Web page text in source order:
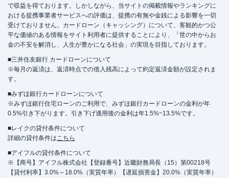
で収益を得ております。しかしながら、当サイトの掲載情報やランキングに
おける提携事業者サービスへの評価は、提携の有無や金銭による影響を一切
受けておりません。カードローン（キャッシング）について、客観的かつ公
平な価値のある情報をサイト利用者に提供することにより、「世の中からお
金の不安を解消し、人生が豊かになる社会」の実現を目指しております。
■三井住友銀行 カードローンについて
※毎月の返済は、返済時点での借入残高によって約定返済金額が設定されま
す。
■みずほ銀行カードローンについて
※みずほ銀行住宅ローンのご利用で、みずほ銀行カードローンの金利が年
0.5%引き下がります。引き下げ適用後の金利は年1.5%~13.5%です。
■レイクの貸付条件について
詳細の貸付条件はこちら
■アイフルの貸付条件について
※【商号】アイフル株式会社【登録番号】近畿財務局長（15）第00218号
【貸付利率】3.0%～18.0%（実質年率）【遅延損害金】20.0%（実質年率）